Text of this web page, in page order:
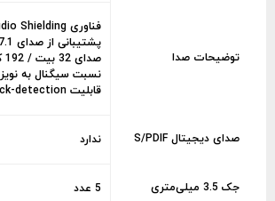
توضیحات صدا
فناوری Audio Shielding
پشتیبانی از صدای 7.1 کاناله
صدای 32 بیت / 192 کیلوهرتز
نسبت سیگنال به نویز 120 دسی‌بل
قابلیت Jack-detection
صدای دیجیتال S/PDIF ندارد
جک 3.5 میلی‌متری 5 عدد